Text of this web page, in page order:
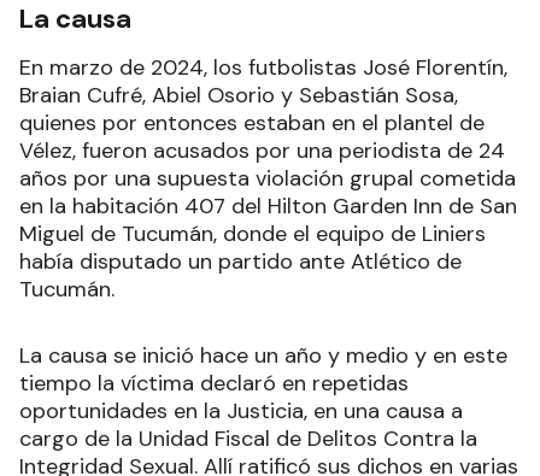
La causa
En marzo de 2024, los futbolistas José Florentín,
Braian Cufré, Abiel Osorio y Sebastián Sosa,
quienes por entonces estaban en el plantel de
Vélez, fueron acusados por una periodista de 24
años por una supuesta violación grupal cometida
en la habitación 407 del Hilton Garden Inn de San
Miguel de Tucumán, donde el equipo de Liniers
había disputado un partido ante Atlético de
Tucumán.
La causa se inició hace un año y medio y en este
tiempo la víctima declaró en repetidas
oportunidades en la Justicia, en una causa a
cargo de la Unidad Fiscal de Delitos Contra la
Integridad Sexual. Allí ratificó sus dichos en varias